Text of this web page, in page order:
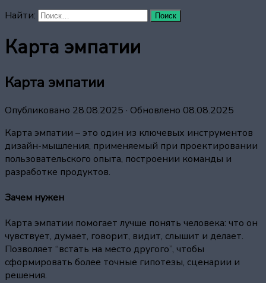
Найти:
Карта эмпатии
Карта эмпатии
Опубликовано 28.08.2025 · Обновлено 08.08.2025
Карта эмпатии – это один из ключевых инструментов
дизайн-мышления, применяемый при проектировании
пользовательского опыта, построении команды и
разработке продуктов.
Зачем нужен
Карта эмпатии помогает лучше понять человека: что он
чувствует, думает, говорит, видит, слышит и делает.
Позволяет “встать на место другого”, чтобы
сформировать более точные гипотезы, сценарии и
решения.